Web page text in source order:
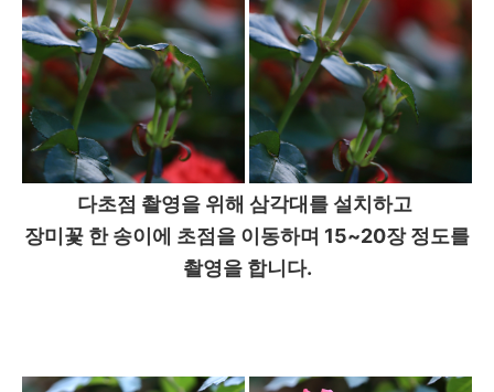
다초점 촬영을 위해 삼각대를 설치하고
장미꽃 한 송이에 초점을 이동하며 15~20장 정도를
촬영을 합니다.